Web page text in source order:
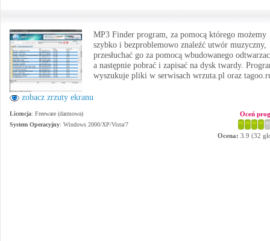
zobacz zrzuty ekranu
MP3 Finder program, za pomocą którego możemy
szybko i bezproblemowo znaleźć utwór muzyczny,
przesłuchać go za pomocą wbudowanego
a następnie pobrać i zapisać na dysk twardy.
wyszukuje pliki w serwisach wrzuta.pl oraz
Licencja: Freeware (darmowa)
System Operacyjny: Windows 2000/XP/Vista/7
Oceń
Ocena: 3.9 (32